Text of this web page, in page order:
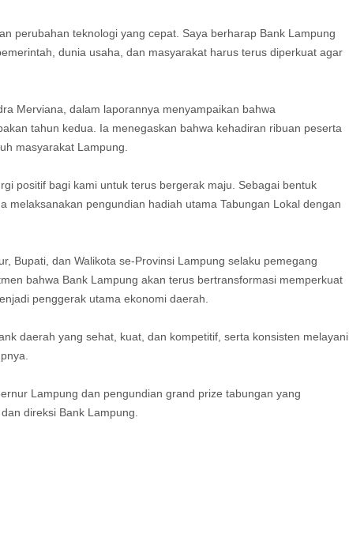
perubahan teknologi yang cepat. Saya berharap Bank Lampung
dunia usaha, dan masyarakat harus terus diperkuat agar
Merviana, dalam laporannya menyampaikan bahwa
tahun kedua. Ia menegaskan bahwa kehadiran ribuan peserta
masyarakat Lampung.
positif bagi kami untuk terus bergerak maju. Sebagai bentuk
melaksanakan pengundian hadiah utama Tabungan Lokal dengan
Bupati, dan Walikota se-Provinsi Lampung selaku pemegang
bahwa Bank Lampung akan terus bertransformasi memperkuat
penggerak utama ekonomi daerah.
daerah yang sehat, kuat, dan kompetitif, serta konsisten melayani
Lampung dan pengundian grand prize tabungan yang
direksi Bank Lampung.